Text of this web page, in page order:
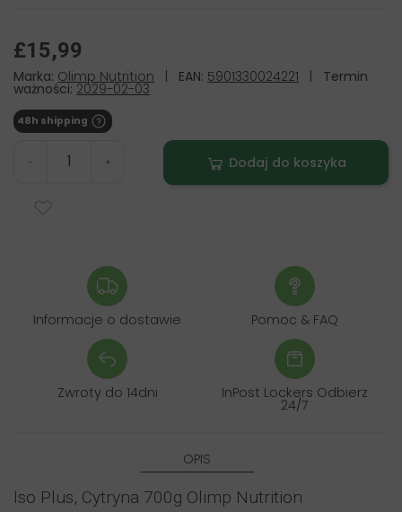
£15,99
Marka: Olimp Nutrition EAN: 5901330024221 Termin
ważności: 2029-02-03
48h shipping
- + Dodaj do koszyka
Informacje o dostawie Pomoc & FAQ
Zwroty do 14dni InPost Lockers Odbierz
24/7
OPIS
Iso Plus, Cytryna 700g Olimp Nutrition